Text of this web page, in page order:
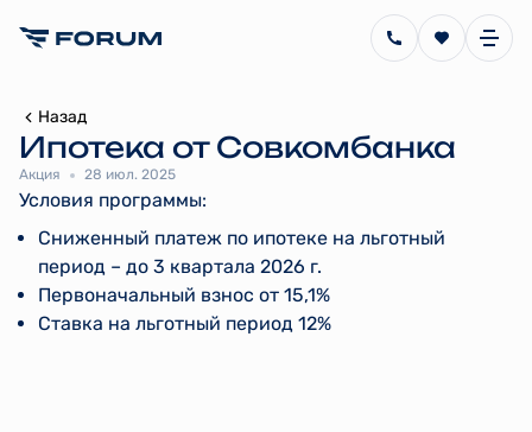
Назад
Ипотека от Совкомбанка
Акция 28 июл. 2025
Условия программы:
Сниженный платеж по ипотеке на льготный
период – до 3 квартала 2026 г.
Первоначальный взнос от 15,1%
Ставка на льготный период 12%